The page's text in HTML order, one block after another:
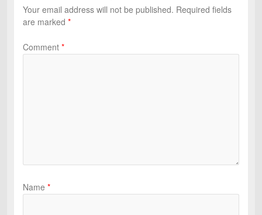
Your email address will not be published. Required fields
are marked *
Comment *
Name *